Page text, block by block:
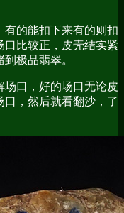
有的能扣下来有的则扣
比较正，皮壳结实紧
极品翡翠。
场口，好的场口无论皮
，然后就看翻沙，了